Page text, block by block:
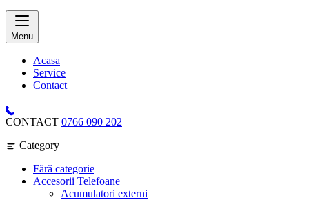
Menu
Acasa
Service
Contact
CONTACT 0766 090 202
Category
Fără categorie
Accesorii Telefoane
Acumulatori externi